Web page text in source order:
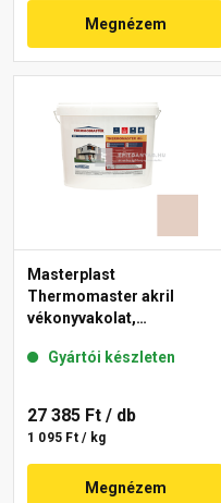
Megnézem
Masterplast
Thermomaster akril
vékonyvakolat,
44-E 25 kg
Gyártói készleten
27 385 Ft / db
1 095 Ft / kg
Megnézem